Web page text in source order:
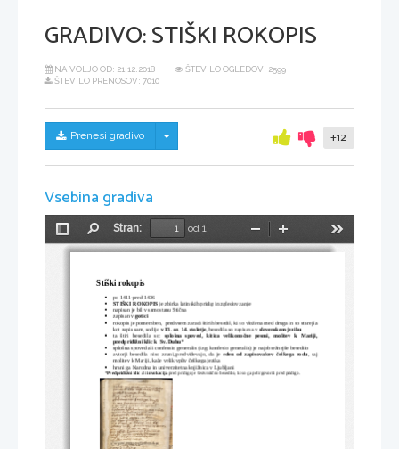
GRADIVO:STIŠKI ROKOPIS
NA VOLJO OD: 21.12.2018
ŠTEVILO OGLEDOV: 2599
ŠTEVILO PRENOSOV: 7010
Prenesi gradivo Skrij/prikaži meni +12
Vsebina gradiva
Preklopi
stransko
Stran:
od 1
Pomanjšaj
Stiški rokopis

po 1411-pred 1436

STIŠKI ROKOPIS je zbirka latinskih pridig in zgledov zanje

napisan je bil v samostanu Stična

zapisan v gotici

rokopis je pomemben,  predvsem zaradi štirih besedil, ki so vložena med druga in so starejša
kot zapis sam, sodijo v 13. oz. 14. stoletje, besedila so zapisana v slovenskem jeziku

ta   štiri   besedila   so: splošna   spoved,   kitica   velikonočne   pesmi,   molitev   k   Mariji,
predpridižni klic k  Sv. Duhu*

splošna spoved ali confessio generalis (izg. konfesio generalis) je najobsežnejše besedilo

avtorji   besedila   niso  znani,;predvidevajo,  da  je eden od zapisovalcev češkega rodu,  saj
molitev k Mariji, kaže velik vpliv češkega jezika

hrani ga Narodna in univerzitetna knjižnica v Ljubljani
*Predpridižni klic ali invokacija pred pridigo je šestvrstično besedilo, ki so ga peli/govorili pred pridigo.